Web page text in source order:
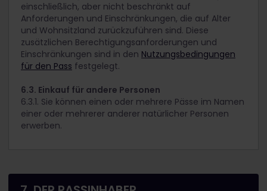
einschließlich, aber nicht beschränkt auf
Anforderungen und Einschränkungen, die auf Alter
und Wohnsitzland zurückzuführen sind. Diese
zusätzlichen Berechtigungsanforderungen und
Einschränkungen sind in den Nutzungsbedingungen
für den Pass festgelegt.
6.3. Einkauf für andere Personen
6.3.1. Sie können einen oder mehrere Pässe im Namen
einer oder mehrerer anderer natürlicher Personen
erwerben.